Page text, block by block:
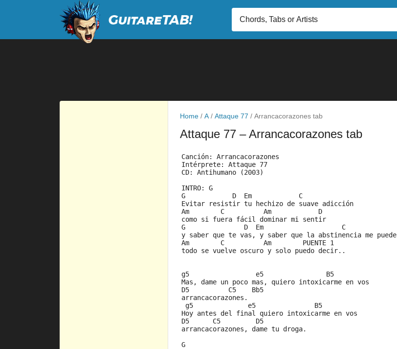
Home / A / Attaque 77 / Arrancacorazones tab
Attaque 77 – Arrancacorazones tab
Canción: Arrancacorazones
Intérprete: Attaque 77
CD: Antihumano (2003)
INTRO: G
G            D  Em            C
Evitar resistir tu hechizo de suave adicción
Am        C          Am            D
como si fuera fácil dominar mi sentir
G               D  Em                    C
y saber que te vas, y saber que la abstinencia me puede
Am        C          Am        PUENTE 1
todo se vuelve oscuro y solo puedo decir..
g5                 e5                B5
Mas, dame un poco mas, quiero intoxicarme en vos
D5          C5    Bb5
arrancacorazones.
g5              e5               B5
Hoy antes del final quiero intoxicarme en vos
D5      C5         D5
arrancacorazones, dame tu droga.
G